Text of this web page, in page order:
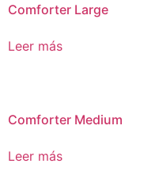
Comforter Large
Leer más
Comforter Medium
Leer más